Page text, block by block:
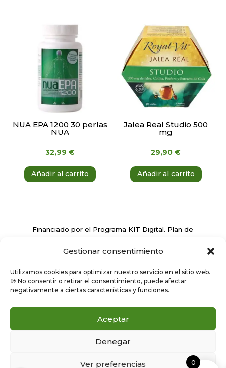
Gestionar consentimiento
Utilizamos cookies para optimizar nuestro servicio en el sitio web.
🍪 No consentir o retirar el consentimiento, puede afectar
negativamente a ciertas características y funciones.
Aceptar
Denegar
Ver preferencias
NUA EPA 1200 30 perlas
NUA
32,99€
Añadir al carrito
Jalea Real Studio 500
mg
29,90€
Añadir al carrito
Financiado por el Programa KIT Digital. Plan de
España ‘Next Generation EU’
Política de privacidad y cookies|Términos y condiciones
0